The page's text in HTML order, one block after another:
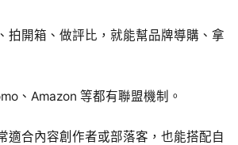
拍開箱、做評比，就能幫品牌導購、拿
、Amazon 等都有聯盟機制。
適合內容創作者或部落客，也能搭配自